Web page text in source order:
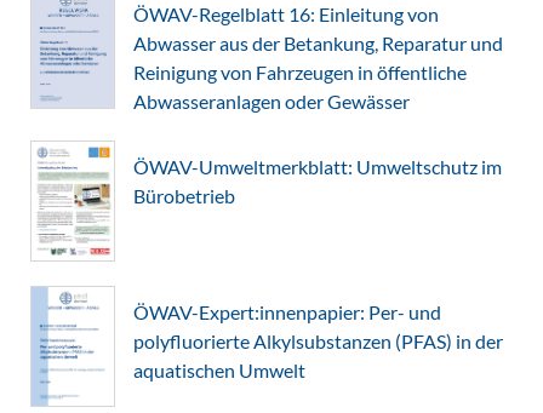
ÖWAV-Regelblatt 16: Einleitung von
Abwasser aus der Betankung, Reparatur und
Reinigung von Fahrzeugen in öffentliche
Abwasseranlagen oder Gewässer
ÖWAV-Umweltmerkblatt: Umweltschutz im
Bürobetrieb
ÖWAV-Expert:innenpapier: Per- und
polyfluorierte Alkylsubstanzen (PFAS) in der
aquatischen Umwelt